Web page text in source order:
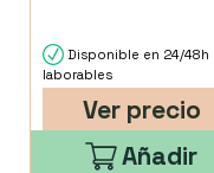
Disponible en 24/48h
laborables
Ver precio
Añadir